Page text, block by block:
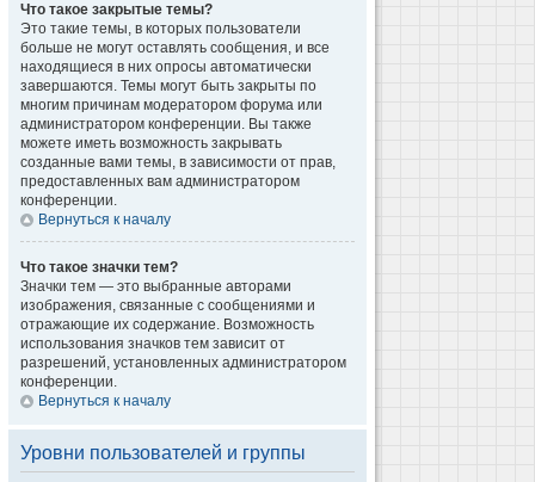
Что такое закрытые темы?
Это такие темы, в которых пользователи
больше не могут оставлять сообщения, и все
находящиеся в них опросы автоматически
завершаются. Темы могут быть закрыты по
многим причинам модератором форума или
администратором конференции. Вы также
можете иметь возможность закрывать
созданные вами темы, в зависимости от прав,
предоставленных вам администратором
конференции.
Вернуться к началу
Что такое значки тем?
Значки тем — это выбранные авторами
изображения, связанные с сообщениями и
отражающие их содержание. Возможность
использования значков тем зависит от
разрешений, установленных администратором
конференции.
Вернуться к началу
Уровни пользователей и группы